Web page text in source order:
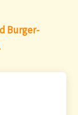
Burger-